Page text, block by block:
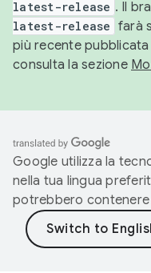
latest-release . Il
latest-release farà
più recente pubblicata
consulta la sezione
Google utilizza la
nella tua lingua
potrebbero